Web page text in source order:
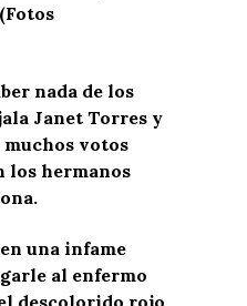
nada de los
Janet Torres y
votos
los hermanos
una infame
al enfermo
descolorido rojo